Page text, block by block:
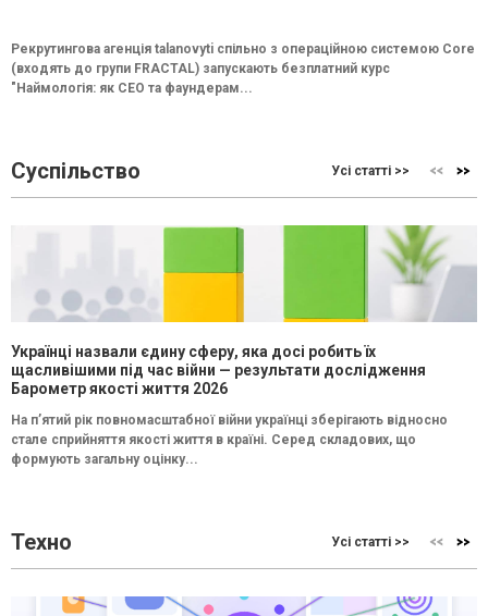
Рекрутингова агенція talanovyti спільно з операційною системою Core
(входять до групи FRACTAL) запускають безплатний курс
"Наймологія: як СEO та фаундерам...
Суспільство Усі статті >>
Українці назвали єдину сферу, яка досі робить їх
щасливішими під час війни — результати дослідження
Барометр якості життя 2026
На п’ятий рік повномасштабної війни українці зберігають відносно
стале сприйняття якості життя в країні. Серед складових, що
формують загальну оцінку...
Техно Усі статті >>